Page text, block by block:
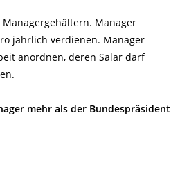
Manager
jährlich verdienen. Manager
anordnen, deren Salär darf
mehr als der Bundespräsident